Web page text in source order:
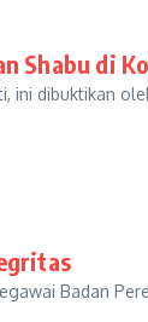
Shabu di
ini dibuktikan
Badan